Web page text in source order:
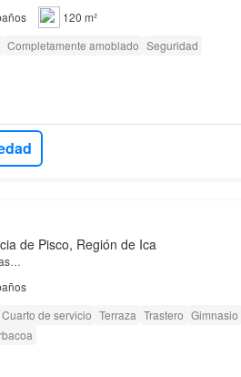
120 m²
Completamente amoblado Seguridad
de Pisco, Región de Ica
Cuarto de servicio Terraza Trastero Gimnasio